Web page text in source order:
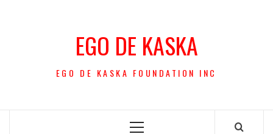
EGO DE KASKA
EGO DE KASKA FOUNDATION INC
Menú